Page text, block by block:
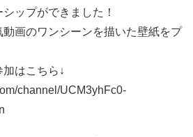
ップができました！
画のワンシーンを描いた壁紙をプ
加はこちら↓
channel/UCM3yhFc0-